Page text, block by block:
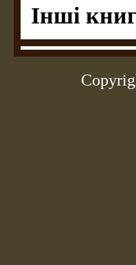
Інші